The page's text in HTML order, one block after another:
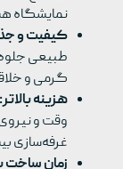
نمایشگاه
کیفیت و
طبیعی
گرمی و
هزینه بالاتر:
وقت و
غرفه‌سازی
زمان ساخت